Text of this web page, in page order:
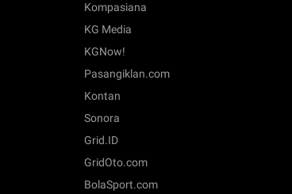
Kompasiana
KG Media
KGNow!
Pasangiklan.com
Kontan
Sonora
Grid.ID
GridOto.com
BolaSport.com